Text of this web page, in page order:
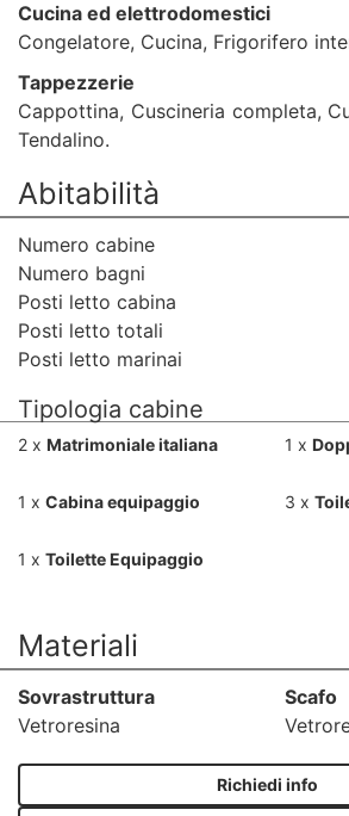
Cucina ed elettrodomestici
Congelatore, Cucina, Frigorifero
Tappezzerie
Cappottina, Cuscineria completa,
Tendalino.
Abitabilità
Numero cabine
Numero bagni
Posti letto cabina
Posti letto totali
Posti letto marinai
Tipologia cabine
2 x Matrimoniale italiana 1 x
1 x Cabina equipaggio 3 x
1 x Toilette Equipaggio
Materiali
Sovrastruttura
Vetroresina
Scafo
Richiedi info